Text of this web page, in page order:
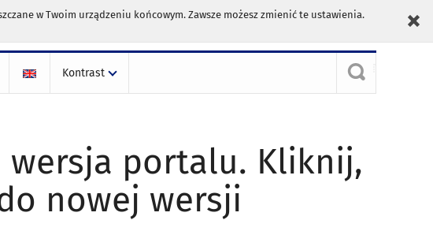
w Twoim urządzeniu końcowym. Zawsze możesz zmienić te ustawienia.
Kontrast
wersja portalu. Kliknij,
nowej wersji